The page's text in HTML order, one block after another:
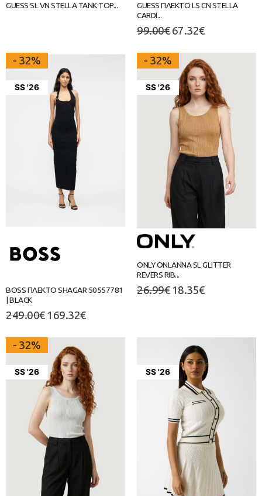
GUESS SL VN STELLA TANK TOP...
GUESS ΠΛΕΚΤΟ LS CN STELLA
CARDI...
99.00€ 67.32€
SS '26
- 32%
BOSS ΠΛΕΚΤΟ SHAGAR 50557781
| BLACK
249.00€ 169.32€
SS '26
- 32%
ONLY ONLANNA SL GLITTER
REVERS RIB...
26.99€ 18.35€
SS '26
- 32%
SS '26